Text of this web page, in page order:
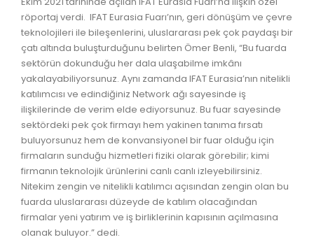
ENGLISH
röportaj verdi. IFAT Eurasia Fuarı’nın, geri dönüşüm ve çevre
teknolojileri ile bileşenlerini, uluslararası pek çok paydaşı bir
çatı altında buluşturduğunu belirten Ömer Benli, “Bu fuarda
sektörün dokunduğu her dala ulaşabilme imkânı
yakalayabiliyorsunuz. Aynı zamanda IFAT Eurasia’nın nitelikli
katılımcısı ve edindiğiniz Network ağı sayesinde iş
ilişkilerinde de verim elde ediyorsunuz. Bu fuar sayesinde
sektördeki pek çok firmayı hem yakinen tanıma fırsatı
buluyorsunuz hem de konvansiyonel bir fuar olduğu için
firmaların sunduğu hizmetleri fiziki olarak görebilir; kimi
firmanın teknolojik ürünlerini canlı canlı izleyebilirsiniz.
Nitekim zengin ve nitelikli katılımcı açısından zengin olan bu
fuarda uluslararası düzeyde de katılım olacağından
firmalar yeni yatırım ve iş birliklerinin kapısının açılmasına
olanak buluyor.” dedi.